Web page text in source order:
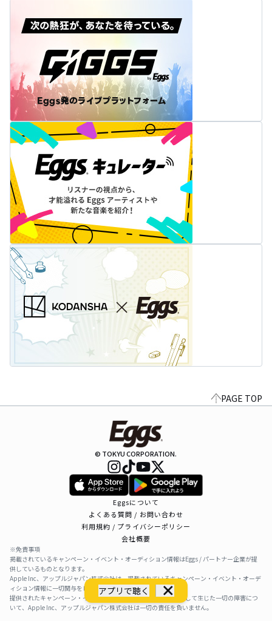
アプリで聴く
PAGE TOP
© TOKYU CORPORATION.
Eggsについて
よくある質問 / お問い合わせ
利用規約 / プライバシーポリシー
会社概要
※免責事項
掲載されているキャンペーン・イベント・オーディション情報はEggs / パートナー企業が提
供しているものとなります。
Apple Inc、アップルジャパン株式会社は、掲載されているキャンペーン・イベント・オーデ
ィション情報に一切関与をしておりません。
提供されたキャンペーン・イベント・オーディション情報を利用して生じた一切の障害につ
いて、Apple Inc、アップルジャパン株式会社は一切の責任を負いません。